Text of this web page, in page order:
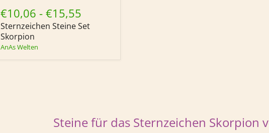
Steine
Set
Skorpion
€10,06 - €15,55
Sternzeichen Steine Set
Skorpion
AnAs Welten
Steine für das Sternzeichen Skorpion